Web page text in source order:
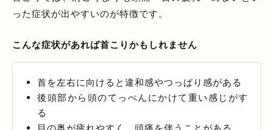
った症状が出やすいのが特徴です。
こんな症状があれば首こりかもしれません
首を左右に向けると違和感やつっぱり感がある
後頭部から頭のてっぺんにかけて重い感じがす
る